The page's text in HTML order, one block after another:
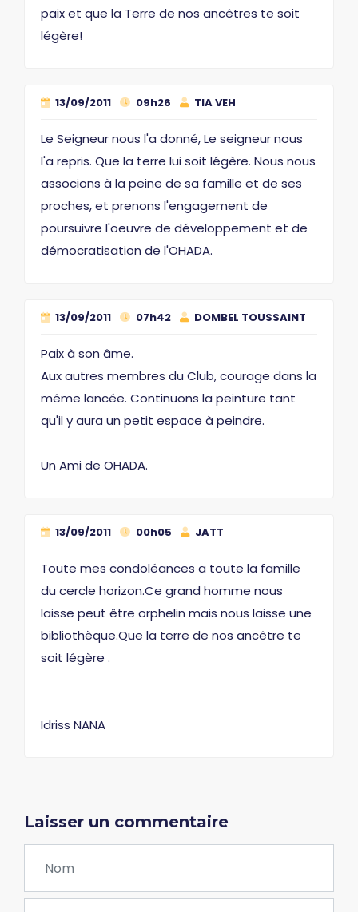
paix et que la Terre de nos ancêtres te soit
légère!
13/09/2011 09h26 TIA VEH
Le Seigneur nous l'a donné, Le seigneur nous
l'a repris. Que la terre lui soit légère. Nous nous
associons à la peine de sa famille et de ses
proches, et prenons l'engagement de
poursuivre l'oeuvre de développement et de
démocratisation de l'OHADA.
13/09/2011 07h42 DOMBEL TOUSSAINT
Paix à son âme.
Aux autres membres du Club, courage dans la
même lancée. Continuons la peinture tant
qu'il y aura un petit espace à peindre.
Un Ami de OHADA.
13/09/2011 00h05 JATT
Toute mes condoléances a toute la famille
du cercle horizon.Ce grand homme nous
laisse peut être orphelin mais nous laisse une
bibliothèque.Que la terre de nos ancêtre te
soit légère .
Idriss NANA
Laisser un commentaire